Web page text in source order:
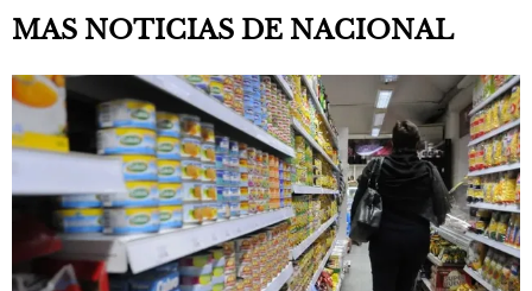
MAS NOTICIAS DE NACIONAL